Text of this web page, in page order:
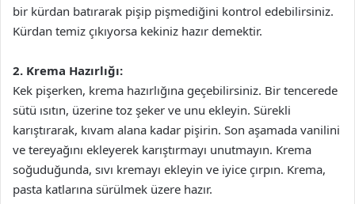
bir kürdan batırarak pişip pişmediğini kontrol edebilirsiniz.
Kürdan temiz çıkıyorsa kekiniz hazır demektir.
2. Krema Hazırlığı:
Kek pişerken, krema hazırlığına geçebilirsiniz. Bir tencerede
sütü ısıtın, üzerine toz şeker ve unu ekleyin. Sürekli
karıştırarak, kıvam alana kadar pişirin. Son aşamada vanilini
ve tereyağını ekleyerek karıştırmayı unutmayın. Krema
soğuduğunda, sıvı kremayı ekleyin ve iyice çırpın. Krema,
pasta katlarına sürülmek üzere hazır.